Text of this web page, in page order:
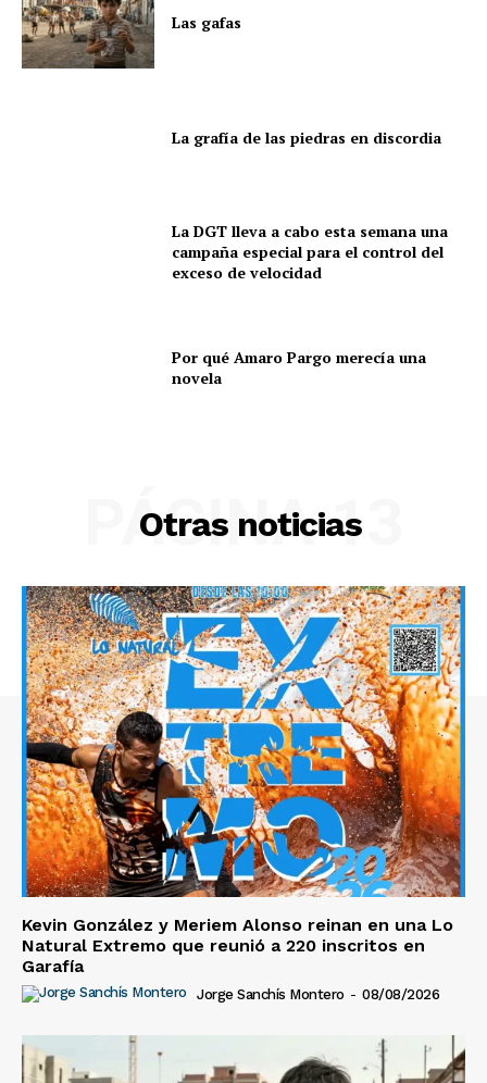
apoyamos. No respondemos a ninguna tendencia política
o religiosa. Nuestro único compromiso es con la verdad,
el rigor y el respeto. Apostamos por una cobertura
responsabilidad editorial.
Las gafas
La grafía de las piedras en discordia
La DGT lleva a cabo esta semana una
campaña especial para el control del
exceso de velocidad
Por qué Amaro Pargo merecía una
novela
Otras noticias
PÁGINA 13
Kevin González y Meriem Alonso reinan en una Lo
Natural Extremo que reunió a 220 inscritos en
Garafía
Jorge Sanchís Montero - 08/08/2026